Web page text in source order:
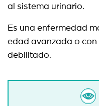
al sistema urinario.
Es una enfermedad
edad avanzada o
debilitado.